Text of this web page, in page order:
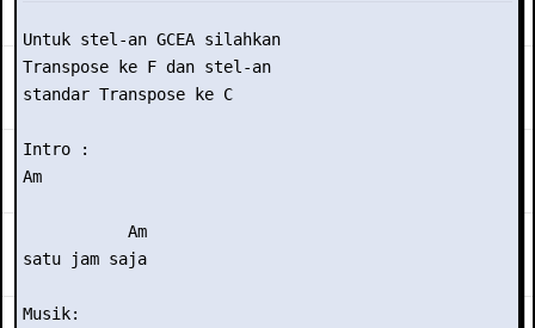
Untuk stel-an GCEA silahkan
Transpose ke F dan stel-an
standar Transpose ke C
Intro :
Am
           Am
satu jam saja
Musik: